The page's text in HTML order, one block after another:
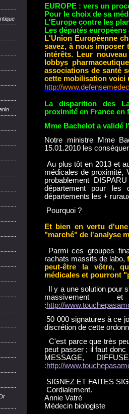
EUROPE : vers un
Pour le choix de sa
L'Europe contre les
Les députés
L'Union Européenne
savez, à nous imposer
intérêts. Leur
lobbys
associations de santé
cette mobilisation voici
http://
La disparition des
proximité en France en
Mme Bachelot a validé
Notre ministre Mme
15.01.2010 les
Au plus tôt en 2013 et
médicales de proximité,
probablement
département pour les
départements les +
Pourquoi ?
Et bien en vertu
"marché" de l'analyse
Parmi ces groupes
rachats massifs de labo,
peut-être la vôtre,
médicales et pourront
Il y a une solution pour
massivement
:http://
50 000 signatures à ce
discrétion de cette
C'est parce que très
peut passer ; il faut
MESSAGE,
:http://
SIGNEZ ET FAITES
Cordialement.
Annie Vatré
Médecin biologiste